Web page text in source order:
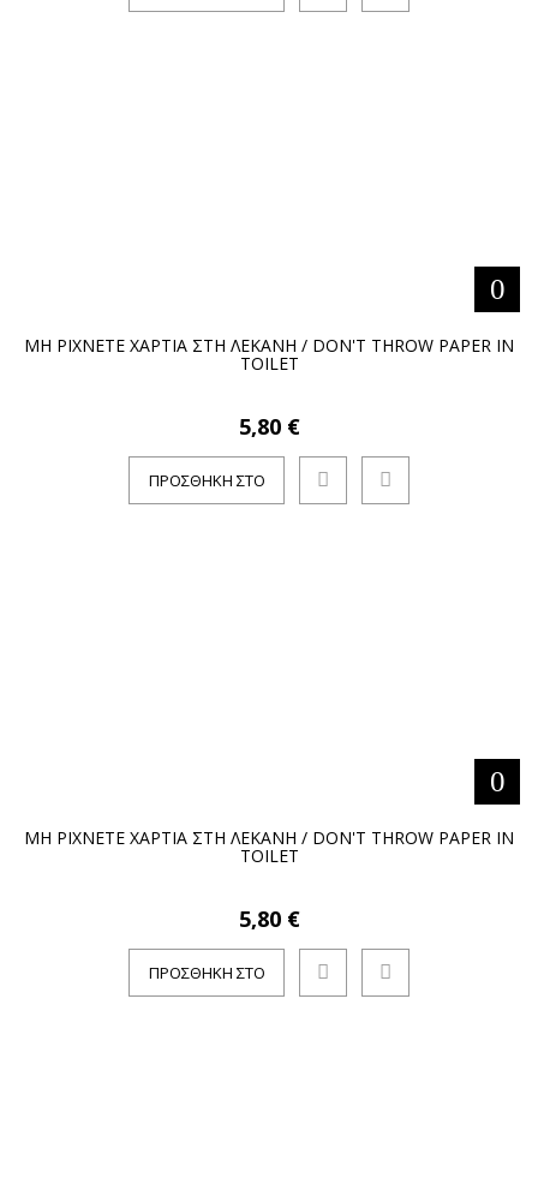
ΜΗ ΡΙΧΝΕΤΕ ΧΑΡΤΙΑ ΣΤΗ ΛΕΚΑΝΗ / DON'T THROW PAPER IN
TOILET
5,80 €
ΠΡΟΣΘΉΚΗ ΣΤΟ
ΜΗ ΡΙΧΝΕΤΕ ΧΑΡΤΙΑ ΣΤΗ ΛΕΚΑΝΗ / DON'T THROW PAPER IN
TOILET
5,80 €
ΠΡΟΣΘΉΚΗ ΣΤΟ